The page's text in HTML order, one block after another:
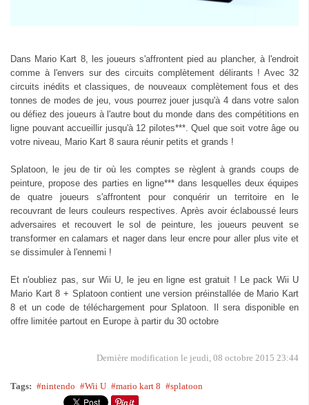
Dans Mario Kart 8, les joueurs s'affrontent pied au plancher, à l'endroit
comme à l'envers sur des circuits complètement délirants ! Avec 32
circuits inédits et classiques, de nouveaux complètement fous et des
tonnes de modes de jeu, vous pourrez jouer jusqu'à 4 dans votre salon
ou défiez des joueurs à l'autre bout du monde dans des compétitions en
ligne pouvant accueillir jusqu'à 12 pilotes***. Quel que soit votre âge ou
votre niveau, Mario Kart 8 saura réunir petits et grands !
Splatoon, le jeu de tir où les comptes se règlent à grands coups de
peinture, propose des parties en ligne*** dans lesquelles deux équipes
de quatre joueurs s'affrontent pour conquérir un territoire en le
recouvrant de leurs couleurs respectives. Après avoir éclaboussé leurs
adversaires et recouvert le sol de peinture, les joueurs peuvent se
transformer en calamars et nager dans leur encre pour aller plus vite et
se dissimuler à l'ennemi !
Et n'oubliez pas, sur Wii U, le jeu en ligne est gratuit ! Le pack Wii U
Mario Kart 8 + Splatoon contient une version préinstallée de Mario Kart
8 et un code de téléchargement pour Splatoon. Il sera disponible en
offre limitée partout en Europe à partir du 30 octobre
Dernière modification le jeudi, 08 octobre 2015 23:44
Tags: nintendo Wii U mario kart 8 splatoon